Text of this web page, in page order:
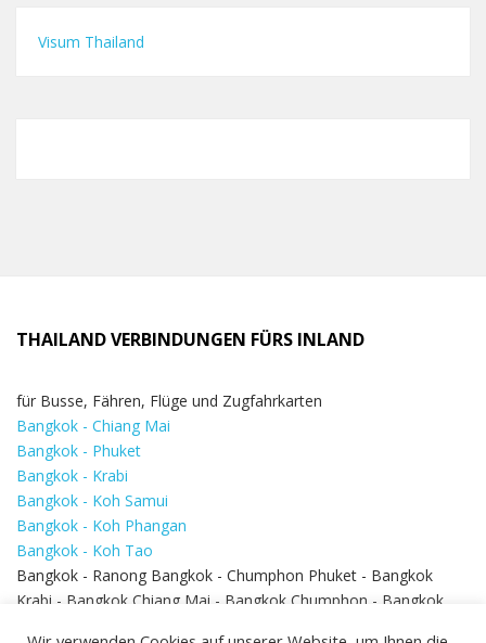
Visum Thailand
THAILAND VERBINDUNGEN FÜRS INLAND
für Busse, Fähren, Flüge und Zugfahrkarten
Bangkok - Chiang Mai
Bangkok - Phuket
Bangkok - Krabi
Bangkok - Koh Samui
Bangkok - Koh Phangan
Bangkok - Koh Tao
Bangkok - Ranong Bangkok - Chumphon Phuket - Bangkok
Krabi - Bangkok Chiang Mai - Bangkok Chumphon - Bangkok